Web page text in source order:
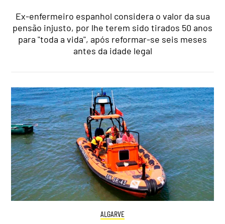
Ex-enfermeiro espanhol considera o valor da sua
pensão injusto, por lhe terem sido tirados 50 anos
para "toda a vida", após reformar-se seis meses
antes da idade legal
ALGARVE